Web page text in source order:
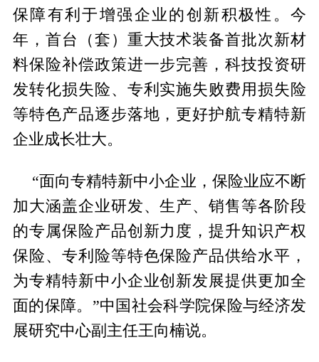
保障有利于增强企业的创新积极性。今
年，首台（套）重大技术装备首批次新材
料保险补偿政策进一步完善，科技投资研
发转化损失险、专利实施失败费用损失险
等特色产品逐步落地，更好护航专精特新
企业成长壮大。
“面向专精特新中小企业，保险业应不断
加大涵盖企业研发、生产、销售等各阶段
的专属保险产品创新力度，提升知识产权
保险、专利险等特色保险产品供给水平，
为专精特新中小企业创新发展提供更加全
面的保障。”中国社会科学院保险与经济发
展研究中心副主任王向楠说。